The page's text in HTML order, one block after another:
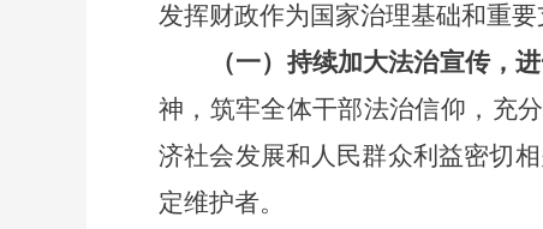
发挥财政作为国家治理基础和重要
（一）持续加大法治宣传，
神， 筑牢全体干部法治信仰， 充
济社会发展和人民群众利益密切
定维护者。